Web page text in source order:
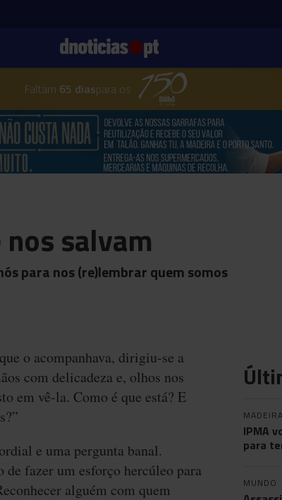
Faltam 65 diaspara os
salvam
para nos (re)lembrar quem somos
o acompanhava, dirigiu-se a
com delicadeza e, olhos nos
em vê-la. Como é que está? E
e uma pergunta banal.
de fazer um esforço hercúleo para
alguém com quem
MADEIRA
IPMA
para
MUNDO